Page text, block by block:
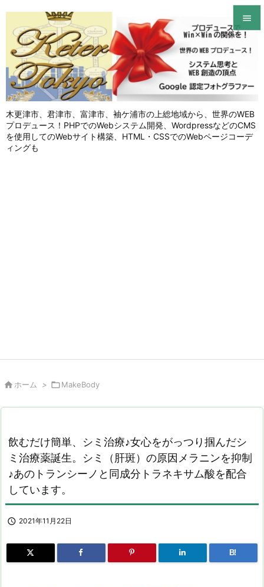
木更津市、君津市、富津市、袖ケ浦市の上総地域から、世界のWEB
プロデュース！PHPでのWebシステム開発、WordpressなどのCMS
を使用してのWebサイト構築、HTML・CSSでのWebページコーデ
ィングも


メニュ
サイド

前へ

 ホーム > MakeBody
飲むだけ簡単、シミ治療♪女心をがっつり掴んだシ
ミ治療薬誕生。シミ（肝斑）の原因メラニンを抑制
♪あのトランシーノと同成分トラネキサム酸を配合
しています。
 2021年11月22日
B!